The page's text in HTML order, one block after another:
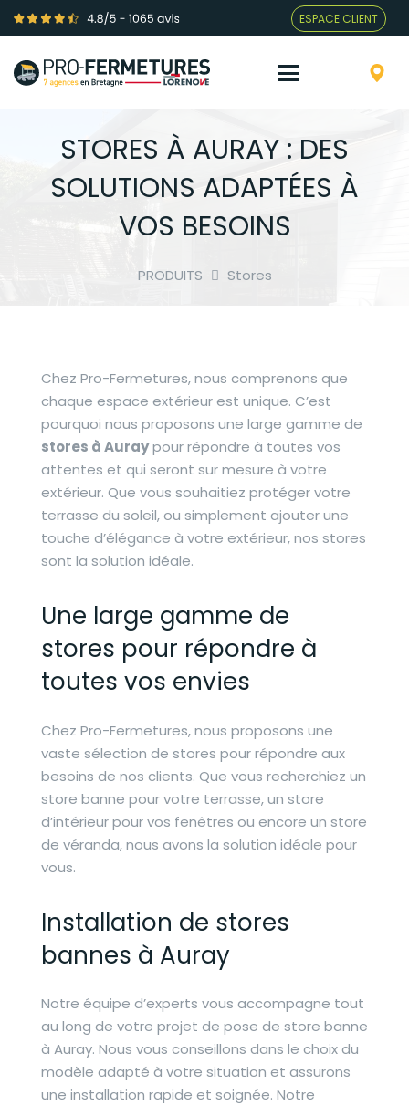
ESPACE CLIENT
STORES À AURAY : DES
SOLUTIONS ADAPTÉES À
VOS BESOINS
PRODUITS Stores
Chez Pro-Fermetures, nous comprenons que
chaque espace extérieur est unique. C’est
pourquoi nous proposons une large gamme de
stores à Auraypour répondre à toutes vos
attentes et qui seront sur mesure à votre
extérieur. Que vous souhaitiez protéger votre
terrasse du soleil, ou simplement ajouter une
touche d’élégance à votre extérieur, nos stores
sont la solution idéale.
Une large gamme de
stores pour répondre à
toutes vos envies
Chez Pro-Fermetures, nous proposons une
vaste sélection de stores pour répondre aux
besoins de nos clients. Que vous recherchiez un
store banne pour votre terrasse,un store
d’intérieur pour vos fenêtres ou encore un store
de véranda, nous avons la solution idéale pour
vous.
Installation de stores
bannes à Auray
Notre équipe d’experts vous accompagne tout
au long de votre projet de pose de store banne
à Auray. Nous vous conseillons dans le choix du
modèle adapté à votre situation et assurons
une installation rapide et soignée. Notre